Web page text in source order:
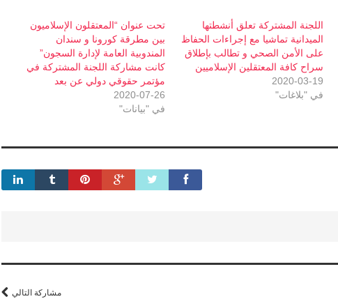
اللجنة المشتركة تعلق أنشطتها
الميدانية تماشيا مع إجراءات الحفاظ
على الأمن الصحي و تطالب بإطلاق
سراح كافة المعتقلين الإسلاميين
2020-03-19
في "بلاغات"
تحت عنوان “المعتقلون الإسلاميون
بين مطرقة كورونا و سندان
المندوبية العامة لإدارة السجون”
كانت مشاركة اللجنة المشتركة في
مؤتمر حقوقي دولي عن بعد
2020-07-26
في "بيانات"
مشاركة التالي